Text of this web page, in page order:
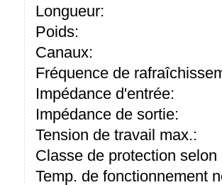
Longueur:
Poids:
Canaux:
Fréquence de
Impédance d'entrée:
Impédance de sortie:
Tension de travail max.:
Classe de protection selon
Temp. de fonctionnement